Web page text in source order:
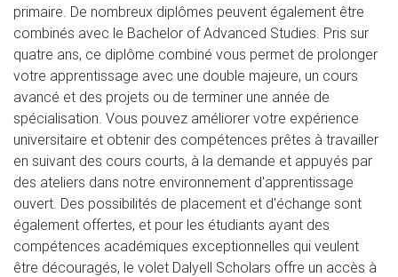
primaire. De nombreux diplômes peuvent également être
combinés avec le Bachelor of Advanced Studies. Pris sur
quatre ans, ce diplôme combiné vous permet de prolonger
votre apprentissage avec une double majeure, un cours
avancé et des projets ou de terminer une année de
spécialisation. Vous pouvez améliorer votre expérience
universitaire et obtenir des compétences prêtes à travailler
en suivant des cours courts, à la demande et appuyés par
des ateliers dans notre environnement d'apprentissage
ouvert. Des possibilités de placement et d'échange sont
également offertes, et pour les étudiants ayant des
compétences académiques exceptionnelles qui veulent
être découragés, le volet Dalyell Scholars offre un accès à